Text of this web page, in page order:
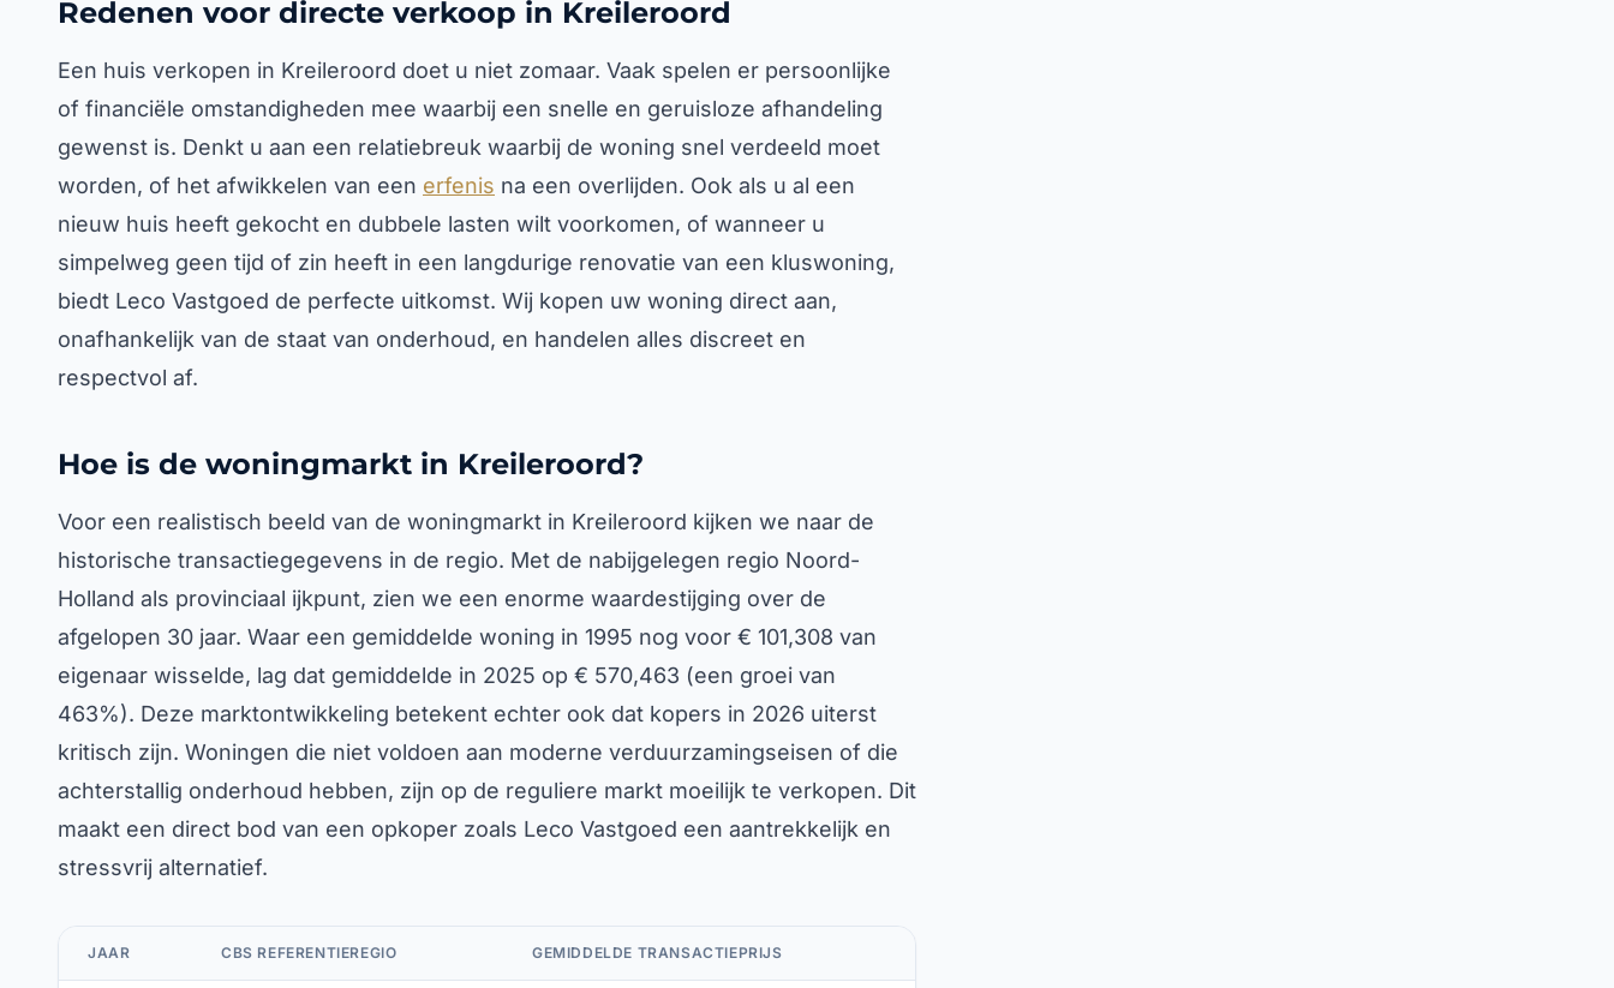
Redenen voor directe verkoop in Kreileroord
Een huis verkopen in Kreileroord doet u niet zomaar. Vaak spelen er persoonlijke
of financiële omstandigheden mee waarbij een snelle en geruisloze afhandeling
gewenst is. Denkt u aan een relatiebreuk waarbij de woning snel verdeeld moet
worden, of het afwikkelen van een erfenis na een overlijden. Ook als u al een
nieuw huis heeft gekocht en dubbele lasten wilt voorkomen, of wanneer u
simpelweg geen tijd of zin heeft in een langdurige renovatie van een kluswoning,
biedt Leco Vastgoed de perfecte uitkomst. Wij kopen uw woning direct aan,
onafhankelijk van de staat van onderhoud, en handelen alles discreet en
respectvol af.
Hoe is de woningmarkt in Kreileroord?
Voor een realistisch beeld van de woningmarkt in Kreileroord kijken we naar de
historische transactiegegevens in de regio. Met de nabijgelegen regio Noord-
Holland als provinciaal ijkpunt, zien we een enorme waardestijging over de
afgelopen 30 jaar. Waar een gemiddelde woning in 1995 nog voor € 101,308 van
eigenaar wisselde, lag dat gemiddelde in 2025 op € 570,463 (een groei van
463%). Deze marktontwikkeling betekent echter ook dat kopers in 2026 uiterst
kritisch zijn. Woningen die niet voldoen aan moderne verduurzamingseisen of die
achterstallig onderhoud hebben, zijn op de reguliere markt moeilijk te verkopen. Dit
maakt een direct bod van een opkoper zoals Leco Vastgoed een aantrekkelijk en
stressvrij alternatief.
JAAR CBS REFERENTIEREGIO GEMIDDELDE TRANSACTIEPRIJS